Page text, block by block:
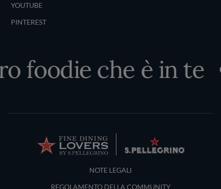
YOUTUBE
PINTEREST
che è in te
Terms and Conditions
NOTE LEGALI
REGOLAMENTO DELLA COMMUNITY